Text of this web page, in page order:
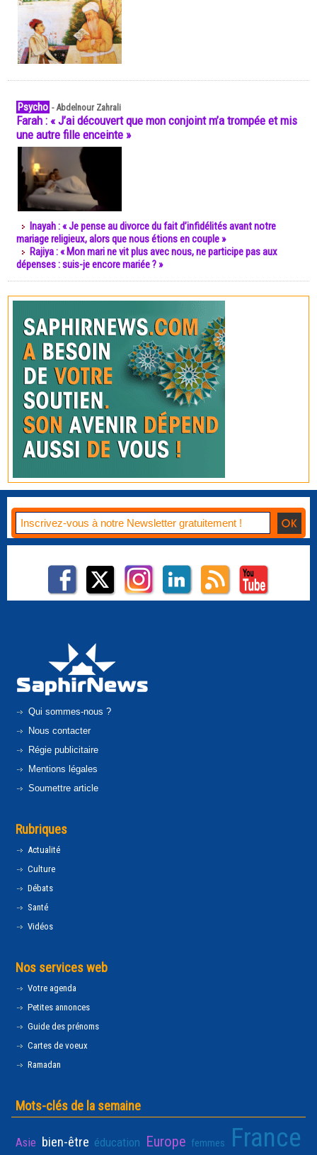
Psycho -Abdelnour Zahrali
Farah : « J’ai découvert que mon conjoint m’a trompée et mis
une autre fille enceinte »
Inayah : « Je pense au divorce du fait d’infidélités avant notre
mariage religieux, alors que nous étions en couple »
Rajiya : « Mon mari ne vit plus avec nous, ne participe pas aux
dépenses : suis-je encore mariée ? »
Qui sommes-nous ?
Nous contacter
Régie publicitaire
Mentions légales
Soumettre article
Rubriques
Actualité
Culture
Débats
Santé
Vidéos
Nos services web
Votre agenda
Petites annonces
Guide des prénoms
Cartes de voeux
Ramadan
Mots-clés de la semaine
Asie bien-être éducation Europe femmes France